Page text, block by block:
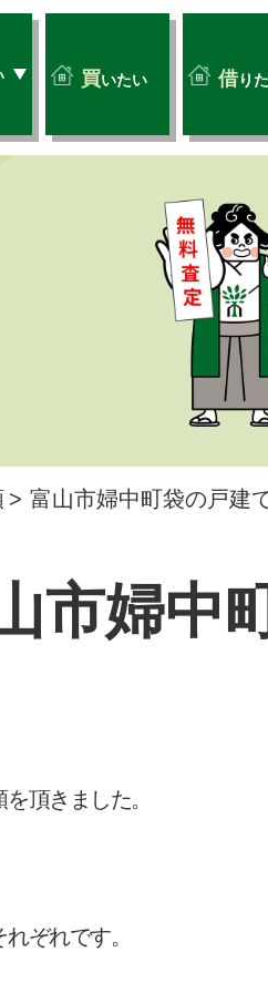
買いたい 借り
富山市婦中町袋の戸建
市婦中
頂きました。
ぞれです。